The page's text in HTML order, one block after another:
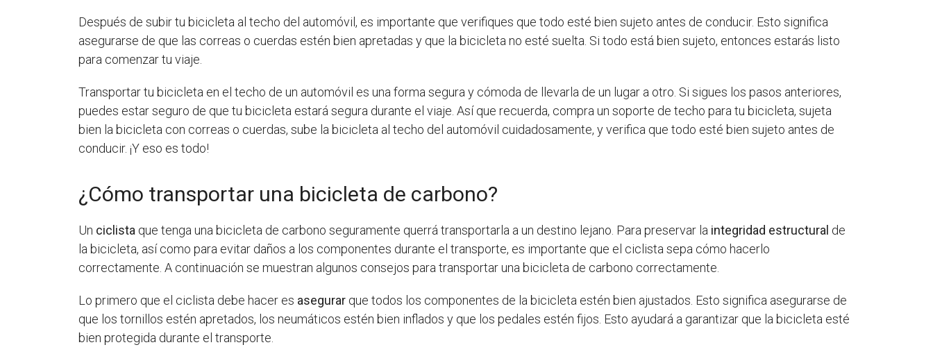
Después de subir tu bicicleta al techo del automóvil, es importante que verifiques que todo esté bien sujeto antes de conducir. Esto significa
asegurarse de que las correas o cuerdas estén bien apretadas y que la bicicleta no esté suelta. Si todo está bien sujeto, entonces estarás listo
para comenzar tu viaje.
Transportar tu bicicleta en el techo de un automóvil es una forma segura y cómoda de llevarla de un lugar a otro. Si sigues los pasos anteriores,
puedes estar seguro de que tu bicicleta estará segura durante el viaje. Así que recuerda, compra un soporte de techo para tu bicicleta, sujeta
bien la bicicleta con correas o cuerdas, sube la bicicleta al techo del automóvil cuidadosamente, y verifica que todo esté bien sujeto antes de
conducir. ¡Y eso es todo!
¿Cómo transportar una bicicleta de carbono?
Un ciclista que tenga una bicicleta de carbono seguramente querrá transportarla a un destino lejano. Para preservar la integridad estructural de
la bicicleta, así como para evitar daños a los componentes durante el transporte, es importante que el ciclista sepa cómo hacerlo
correctamente. A continuación se muestran algunos consejos para transportar una bicicleta de carbono correctamente.
Lo primero que el ciclista debe hacer es asegurar que todos los componentes de la bicicleta estén bien ajustados. Esto significa asegurarse de
que los tornillos estén apretados, los neumáticos estén bien inflados y que los pedales estén fijos. Esto ayudará a garantizar que la bicicleta esté
bien protegida durante el transporte.